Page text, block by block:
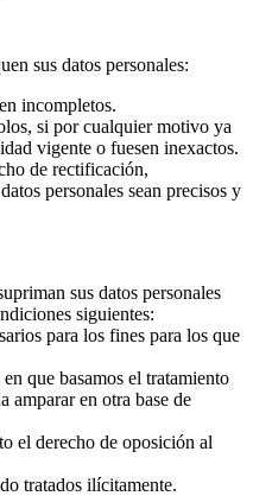
sus datos personales:
incompletos.
si por cualquier motivo ya
vigente o fuesen inexactos.
de rectificación,
personales sean precisos y
sus datos personales
siguientes:
para los fines para los que
que basamos el tratamiento
amparar en otra base de
el derecho de oposición al
tratados ilícitamente.